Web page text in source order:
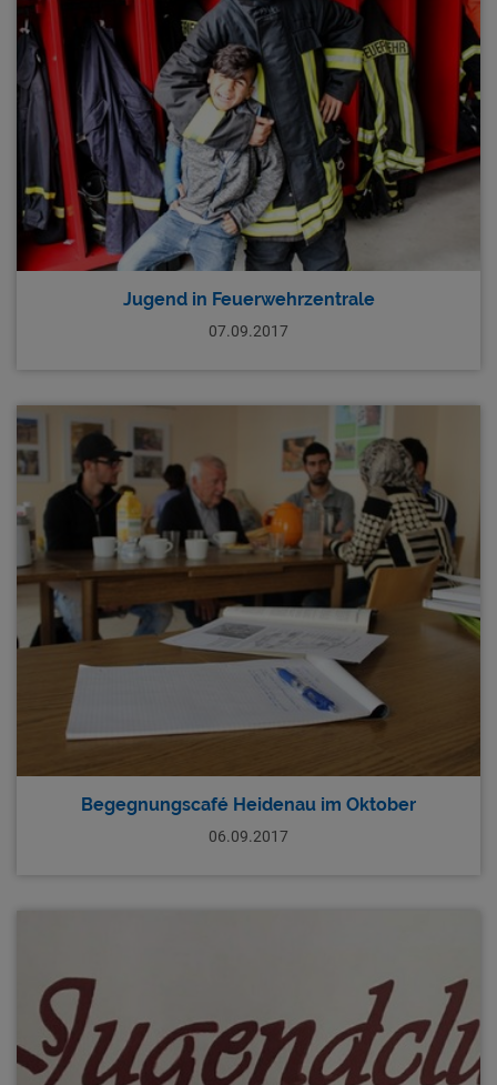
Jugend in Feuerwehrzentrale
07.09.2017
Begegnungscafé Heidenau im Oktober
06.09.2017